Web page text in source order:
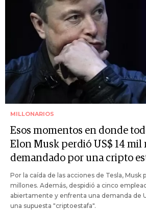
MILLONARIOS
Esos momentos en donde
Elon Musk perdió US$ 14 mil
demandado por una cripto
Por la caída de las acciones de Tesla, Musk
millones. Además, despidió a cinco
abiertamente y enfrenta una demanda de
una supuesta "criptoestafa".